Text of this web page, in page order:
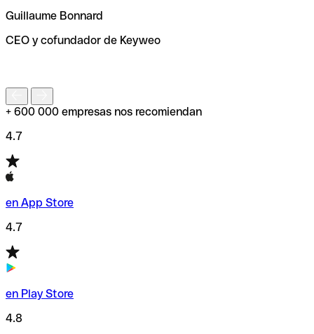
de enviar tu transferencia.
Guillaume Bonnard
CEO y cofundador de Keyweo
+ 600 000 empresas nos recomiendan
4.7
en App Store
4.7
en Play Store
4.8